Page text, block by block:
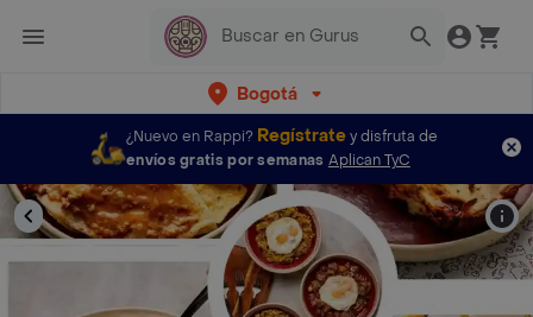
Bogotá
¿Nuevo en Rappi? Regístratey disfruta de
envíos gratis por semanas Aplican TyC